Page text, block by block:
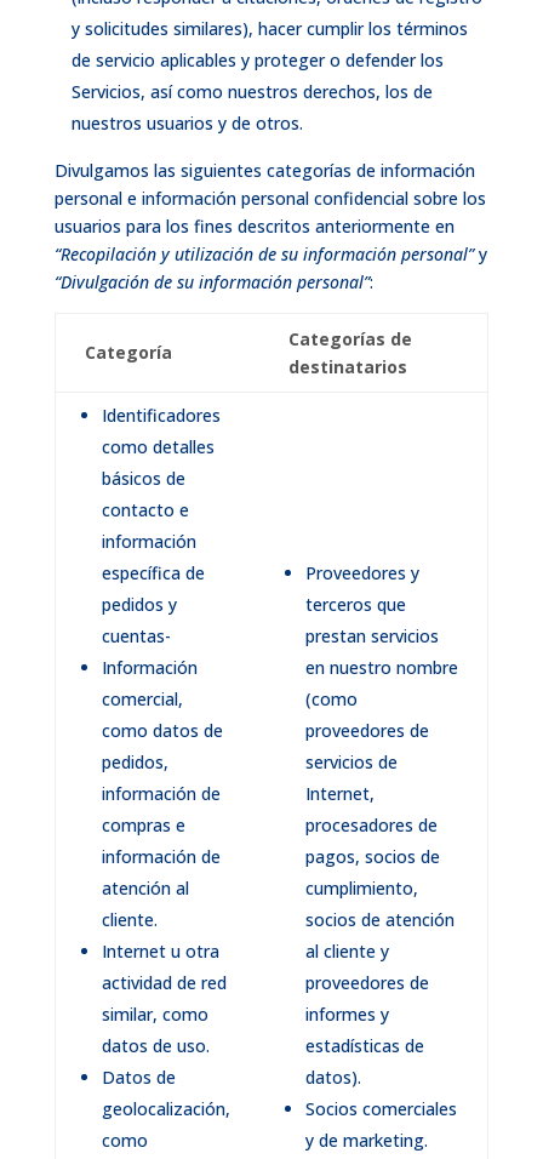
y solicitudes similares), hacer cumplir los términos
de servicio aplicables y proteger o defender los
Servicios, así como nuestros derechos, los de
nuestros usuarios y de otros.
Divulgamos las siguientes categorías de información
personal e información personal confidencial sobre los
usuarios para los fines descritos anteriormente en
“Recopilación y utilización de su información personal”y
“Divulgación de su información personal”:
Categoría
Categorías de
destinatarios
Identificadores
como detalles
básicos de
contacto e
información
específica de
pedidos y
cuentas-
Información
comercial,
como datos de
pedidos,
información de
compras e
información de
atención al
cliente.
Internet u otra
actividad de red
similar, como
datos de uso.
Datos de
geolocalización,
como
Proveedores y
terceros que
prestan servicios
en nuestro nombre
(como
proveedores de
servicios de
Internet,
procesadores de
pagos, socios de
cumplimiento,
socios de atención
al cliente y
proveedores de
informes y
estadísticas de
datos).
Socios comerciales
y de marketing.